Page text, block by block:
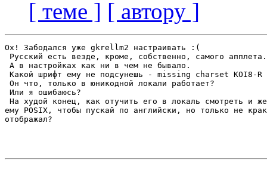
[ теме ] [ автору ]
Ох! Забодался уже gkrellm2 настраивать :(
Русский есть везде, кроме, собственно, самого апплета.
А в настройках как ни в чем не бывало.
Какой шрифт ему не подсунешь - missing charset KOI8-
Он что, только в юникодной локали работает?
Или я ошибаюсь?
На худой конец, как отучить его в локаль смотреть и
ему POSIX, чтобы пускай по английски, но только не
отображал?